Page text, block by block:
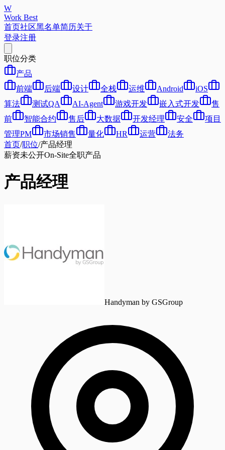
W
Work Best
首页社区黑名单简历关于
登录注册
职位分类
产品
前端
后端 设计 全栈 运维 Android
iOS
算法
测试QA AI-Agent 游戏开发 嵌入式开发
售
前
智能合约 售后 大数据 开发经理 安全
项目
管理PM
市场销售 量化 HR 运营
法务
首页/职位/产品经理
薪资未公开On-Site全职产品
产品经理
Handyman by GSGroup